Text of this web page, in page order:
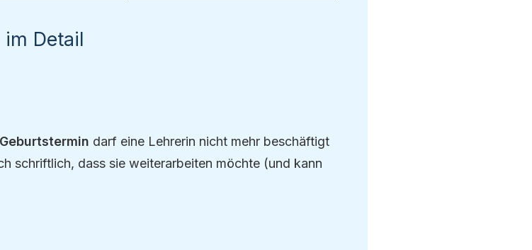
Detail
darf eine Lehrerin nicht mehr beschäftigt
schriftlich, dass sie weiterarbeiten möchte (und kann